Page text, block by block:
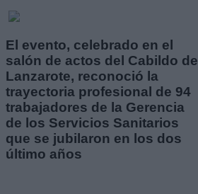
El evento, celebrado en el
salón de actos del Cabildo de
Lanzarote, reconoció la
trayectoria profesional de 94
trabajadores de la Gerencia
de los Servicios Sanitarios
que se jubilaron en los dos
último años